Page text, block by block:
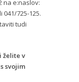
na e:naslov:
041/725-125.
tudi
želite v
svojim